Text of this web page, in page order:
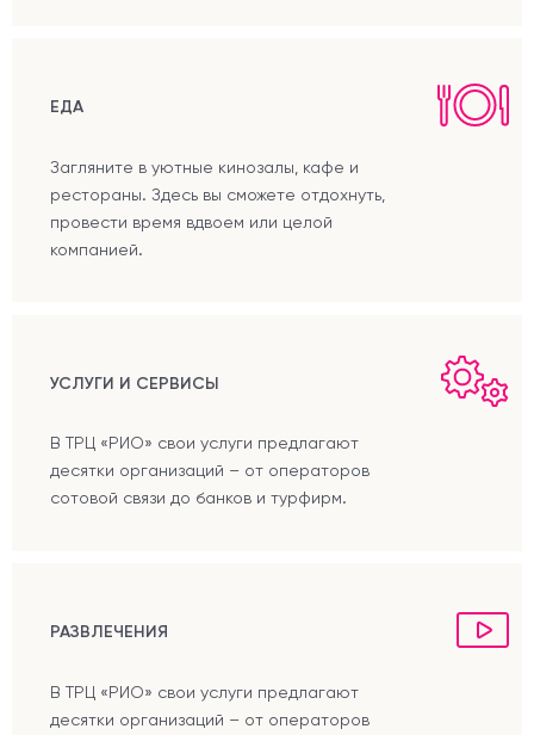
ЕДА
Загляните в уютные кинозалы, кафе и
рестораны. Здесь вы сможете отдохнуть,
провести время вдвоем или целой
компанией.
УСЛУГИ И СЕРВИСЫ
В ТРЦ «РИО» свои услуги предлагают
десятки организаций – от операторов
сотовой связи до банков и турфирм.
РАЗВЛЕЧЕНИЯ
В ТРЦ «РИО» свои услуги предлагают
десятки организаций – от операторов